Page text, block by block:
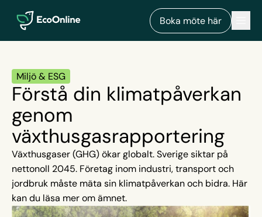
EcoOnline
Boka möte här
Miljö & ESG
Förstå din klimatpåverkan
genom
växthusgasrapportering
Växthusgaser (GHG) ökar globalt. Sverige siktar på
nettonoll 2045. Företag inom industri, transport och
jordbruk måste mäta sin klimatpåverkan och bidra. Här
kan du läsa mer om ämnet.